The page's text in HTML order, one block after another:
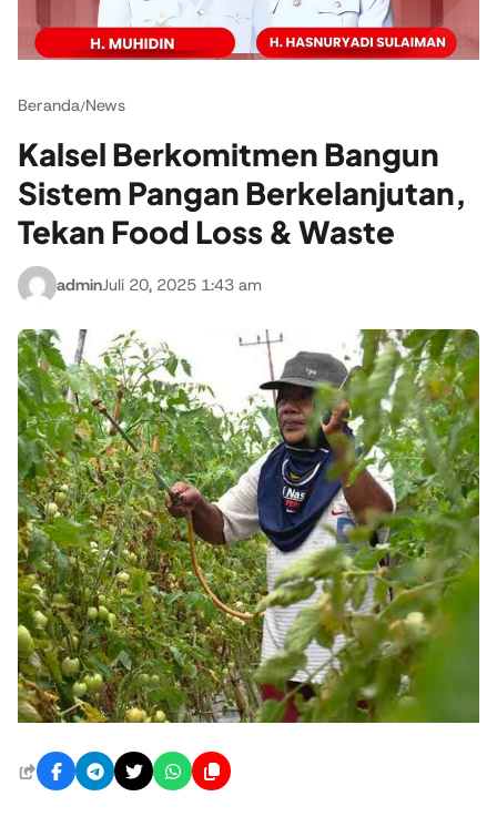
Beranda/News
Kalsel Berkomitmen Bangun
Sistem Pangan Berkelanjutan,
Tekan Food Loss & Waste
adminJuli 20, 2025 1:43 am